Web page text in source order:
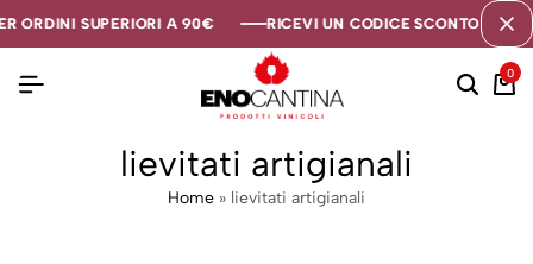
ORDINI SUPERIORI A 90€ RICEVI UN CODICE SCONTO DI 5€
ORDINI SUPERIORI A 90€ RICEVI UN CODICE SCONTO DI 5€
ORDINI SUPERIORI A 90€ RICEVI UN CODICE SCONTO DI 5€
0
lievitati artigianali
Home » lievitati artigianali